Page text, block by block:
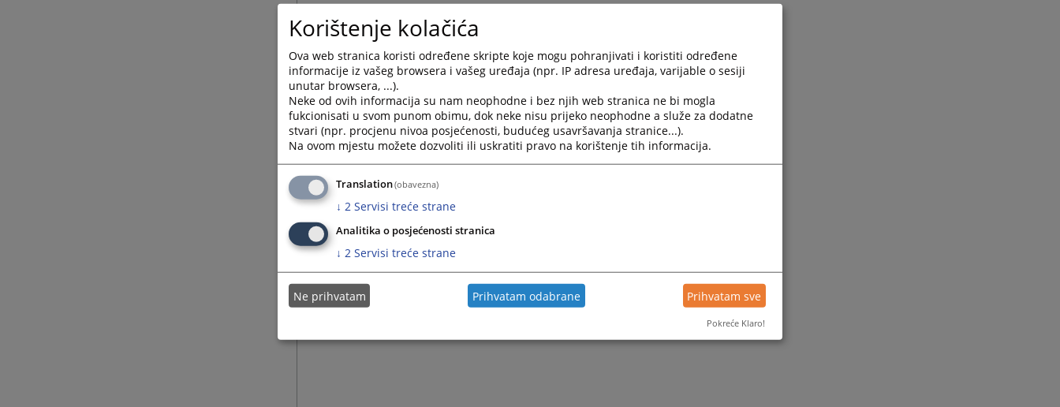
Korištenje kolačića
Ova web stranica koristi određene skripte koje mogu pohranjivati i koristiti određene
informacije iz vašeg browsera i vašeg uređaja (npr. IP adresa uređaja, varijable o sesiji
unutar browsera, ...).
Neke od ovih informacija su nam neophodne i bez njih web stranica ne bi mogla
fukcionisati u svom punom obimu, dok neke nisu prijeko neophodne a služe za dodatne
stvari (npr. procjenu nivoa posjećenosti, budućeg usavršavanja stranice...).
Na ovom mjestu možete dozvoliti ili uskratiti pravo na korištenje tih informacija.
Translation(obavezna)
↓ 2 Servisi treće strane
Analitika o posjećenosti stranica
↓ 2 Servisi treće strane
Ne prihvatam Prihvatam odabrane Prihvatam sve
Pokreće Klaro!